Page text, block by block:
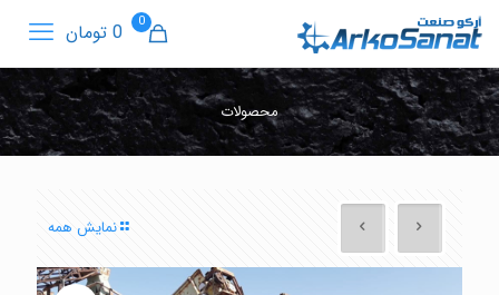
0 0 تومان
محصولات
نمایش همه